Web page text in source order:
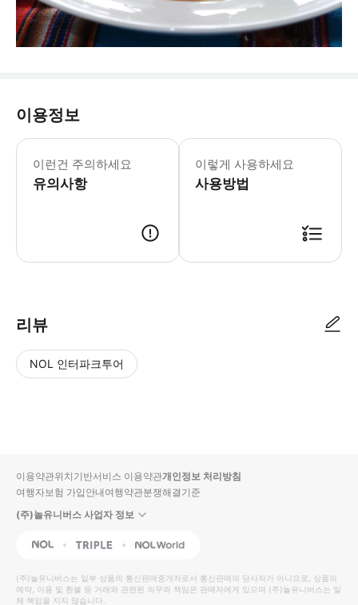
이용정보
이런건 주의하세요
유의사항
이렇게 사용하세요
사용방법
리뷰
NOL 인터파크투어
입니
다.
높
은
동
영
순
상
이용약관위치기반서비스 이용약관개인정보 처리방침
여행자보험 가입안내여행약관분쟁해결기준
(주)놀유니버스 사업자 정보
NOL Triple Interpark Global
(주)놀유니버스는 일부 상품의 통신판매중개자로서 통신판매의 당사자가 아니므로, 상품의
예약, 이용 및 환불 등 거래와 관련된 의무와 책임은 판매자에게 있으며 (주)놀유니버스는 일
체 책임을 지지 않습니다.